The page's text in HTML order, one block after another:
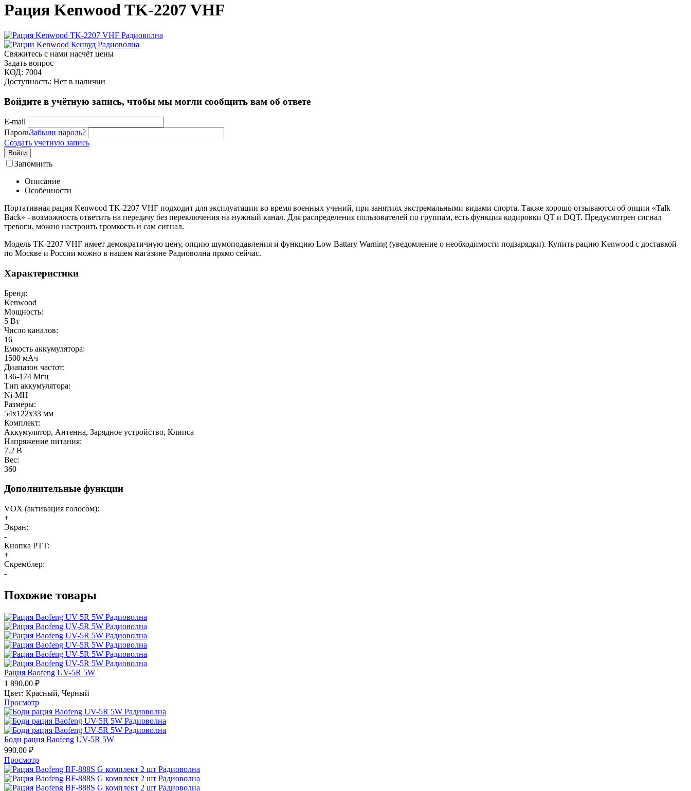
Рация Kenwood TK-2207 VHF
Свяжитесь с нами насчёт цены
Задать вопрос
КОД: 7004
Доступность: Нет в наличии
Войдите в учётную запись, чтобы мы могли сообщить вам об ответе
E-mail
ПарольЗабыли пароль?
Создать учетную запись
Войти
Запомнить
Описание
Особенности
Портативная рация Kenwood TK-2207 VHF подходит для эксплуатации во время военных учений, при занятиях экстремальными видами спорта. Также хорошо отзываются об опции «Talk
Back» - возможность ответить на передачу без переключения на нужный канал. Для распределения пользователей по группам, есть функция кодировки QT и DQT. Предусмотрен сигнал
тревоги, можно настроить громкость и сам сигнал.
Модель TK-2207 VHF имеет демократичную цену, опцию шумоподавления и функцию Low Battary Warning (уведомление о необходимости подзарядки). Купить рацию Kenwood с доставкой
по Москве и России можно в нашем магазине Радиоволна прямо сейчас.
Характеристики
Бренд:
Kenwood
Мощность:
5 Вт
Число каналов:
16
Емкость аккумулятора:
1500 мАч
Диапазон частот:
136-174 Мгц
Тип аккумулятора:
Ni-MH
Размеры:
54х122х33 мм
Комплект:
Аккумулятор, Антенна, Зарядное устройство, Клипса
Напряжение питания:
7.2 В
Вес:
360
Дополнительные функции
VOX (активация голосом):
+
Экран:
-
Кнопка PTT:
+
Скремблер:
-
Похожие товары
Рация Baofeng UV-5R 5W
1 890.00 ₽
Цвет: Красный, Черный
Просмотр
Боди рация Baofeng UV-5R 5W
990.00 ₽
Просмотр